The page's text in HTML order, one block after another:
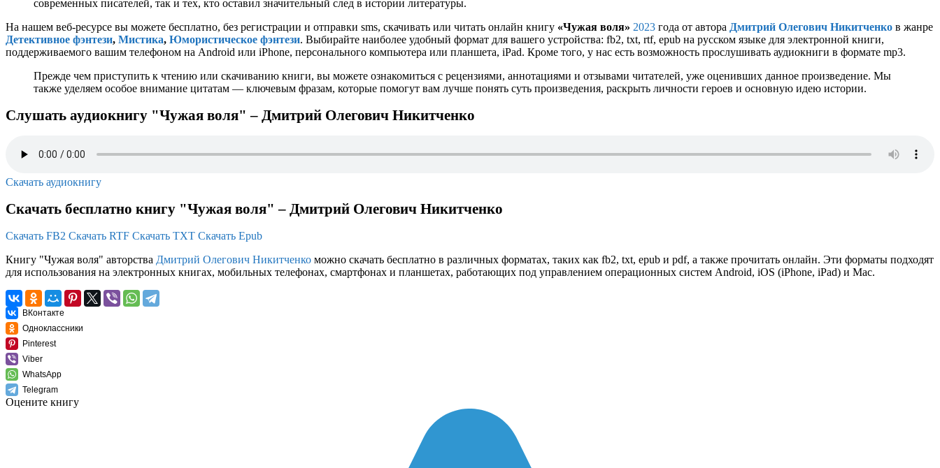
современных писателей, так и тех, кто оставил значительный след в истории литературы.
На нашем веб-ресурсе вы можете бесплатно, без регистрации и отправки sms, скачивать или читать онлайн книгу «Чужая воля» 2023 года от автора Дмитрий Олегович Никитченко в жанре
Детективное фэнтези, Мистика, Юмористическое фэнтези. Выбирайте наиболее удобный формат для вашего устройства: fb2, txt, rtf, epub на русском языке для электронной книги,
поддерживаемого вашим телефоном на Android или iPhone, персонального компьютера или планшета, iPad. Кроме того, у нас есть возможность прослушивать аудиокниги в формате mp3.
Прежде чем приступить к чтению или скачиванию книги, вы можете ознакомиться с рецензиями, аннотациями и отзывами читателей, уже оценивших данное произведение. Мы
также уделяем особое внимание цитатам — ключевым фразам, которые помогут вам лучше понять суть произведения, раскрыть личности героев и основную идею истории.
Слушать аудиокнигу "Чужая воля" – Дмитрий Олегович Никитченко
Скачать аудиокнигу
Скачать бесплатно книгу "Чужая воля" – Дмитрий Олегович Никитченко
Скачать FB2 Скачать RTF Скачать TXT Скачать Epub
Книгу "Чужая воля" авторства Дмитрий Олегович Никитченко можно скачать бесплатно в различных форматах, таких как fb2, txt, epub и pdf, а также прочитать онлайн. Эти форматы подходят
для использования на электронных книгах, мобильных телефонах, смартфонах и планшетах, работающих под управлением операционных систем Android, iOS (iPhone, iPad) и Mac.
ВКонтакте
Одноклассники
Pinterest
Viber
WhatsApp
Telegram
Оцените книгу